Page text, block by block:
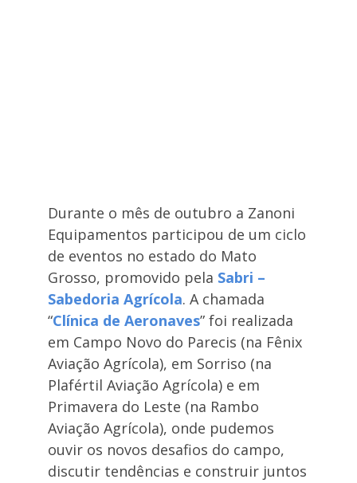
Durante o mês de outubro a Zanoni
Equipamentos participou de um ciclo
de eventos no estado do Mato
Grosso, promovido pela Sabri –
Sabedoria Agrícola. A chamada
“Clínica de Aeronaves” foi realizada
em Campo Novo do Parecis (na Fênix
Aviação Agrícola), em Sorriso (na
Plafértil Aviação Agrícola) e em
Primavera do Leste (na Rambo
Aviação Agrícola), onde pudemos
ouvir os novos desafios do campo,
discutir tendências e construir juntos